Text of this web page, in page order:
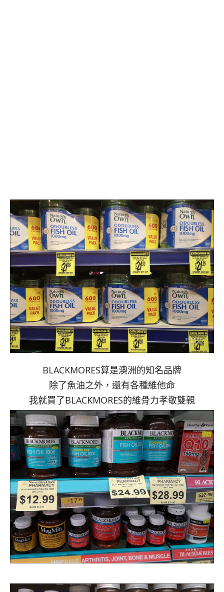
BLACKMORES算是澳洲的知名品牌
除了魚油之外，還有各種維他命
我就買了BLACKMORES的維骨力孝敬雙親